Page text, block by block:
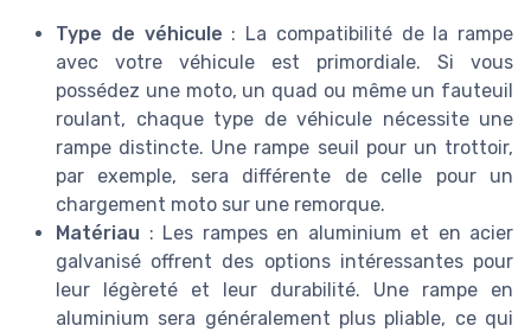
Type de véhicule : La compatibilité de la rampe
avec votre véhicule est primordiale. Si vous
possédez une moto, un quad ou même un fauteuil
roulant, chaque type de véhicule nécessite une
rampe distincte. Une rampe seuil pour un trottoir,
par exemple, sera différente de celle pour un
chargement moto sur une remorque.
Matériau : Les rampes en aluminium et en acier
galvanisé offrent des options intéressantes pour
leur légèreté et leur durabilité. Une rampe en
aluminium sera généralement plus pliable, ce qui